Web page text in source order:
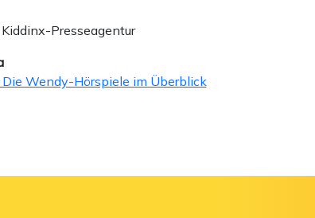
Presseagentur
Die Wendy-Hörspiele im Überblick